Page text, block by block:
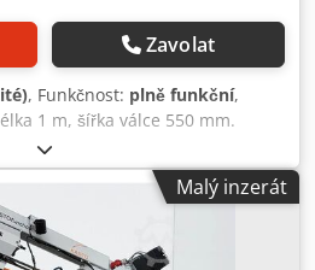
Zavolat
, Funkčnost: plně funkční,
1 m, šířka válce 550 mm.
Dlopfx Aipjck
Malý inzerát